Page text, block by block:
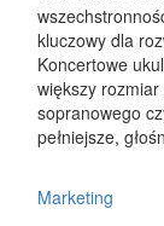
kluczowy dla
Koncertowe
większy
sopranowego
pełniejsze,
Marketing